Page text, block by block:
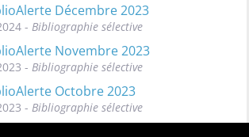
Décembre 2023
- Bibliographie sélective
Novembre 2023
- Bibliographie sélective
Octobre 2023
- Bibliographie sélective